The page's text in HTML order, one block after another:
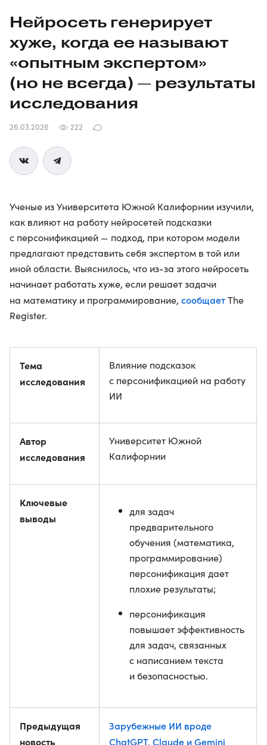
Нейросеть генерирует
хуже, когда ее называют
«опытным экспертом»
(но не всегда) — результаты
исследования
26.03.2026 222
Ученые из Университета Южной Калифорнии изучили,
как влияют на работу нейросетей подсказки
с персонификацией — подход, при котором модели
предлагают представить себя экспертом в той или
иной области. Выяснилось, что из-за этого нейросеть
начинает работать хуже, если решает задачи
на математику и программирование, сообщаетThe
Register.
Тема
исследования
Влияние подсказок
с персонификацией на работу
ИИ
Автор
исследования
Университет Южной
Калифорнии
Ключевые
выводы
для задач
предварительного
обучения (математика,
программирование)
персонификация дает
плохие результаты;
персонификация
повышает эффективность
для задач, связанных
с написанием текста
и безопасностью.
Предыдущая
новость
Зарубежные ИИ вроде
ChatGPT, Claude и Gemini